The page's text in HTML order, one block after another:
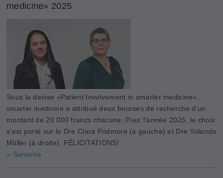
medicine» 2025
Sous la devise «Patient Involvement in smarter medicine»,
smarter medicine a attribué deux bourses de recherche d'un
montant de 20 000 francs chacune. Pour l'année 2025, le choix
s'est porté sur le Dre Clara Podmore (à gauche) et Dre Yolanda
Müller (à droite). FÉLICITATIONS!
» Suivante